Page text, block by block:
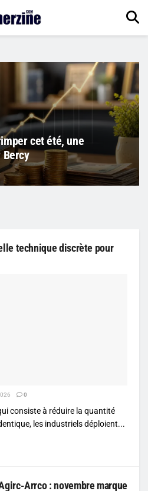
cet été, une
Bercy
technique discrète pour
0
consiste à réduire la quantité
les industriels déploient...
Arrco : novembre marque